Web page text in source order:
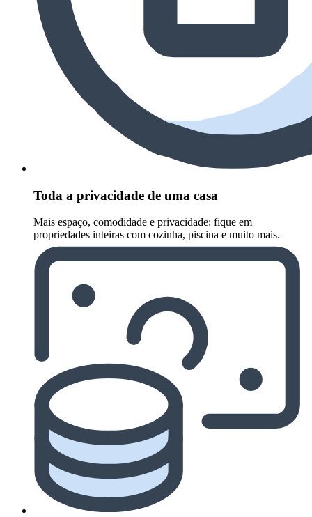
Toda a privacidade de uma casa
Mais espaço, comodidade e privacidade: fique em
propriedades inteiras com cozinha, piscina e muito mais.